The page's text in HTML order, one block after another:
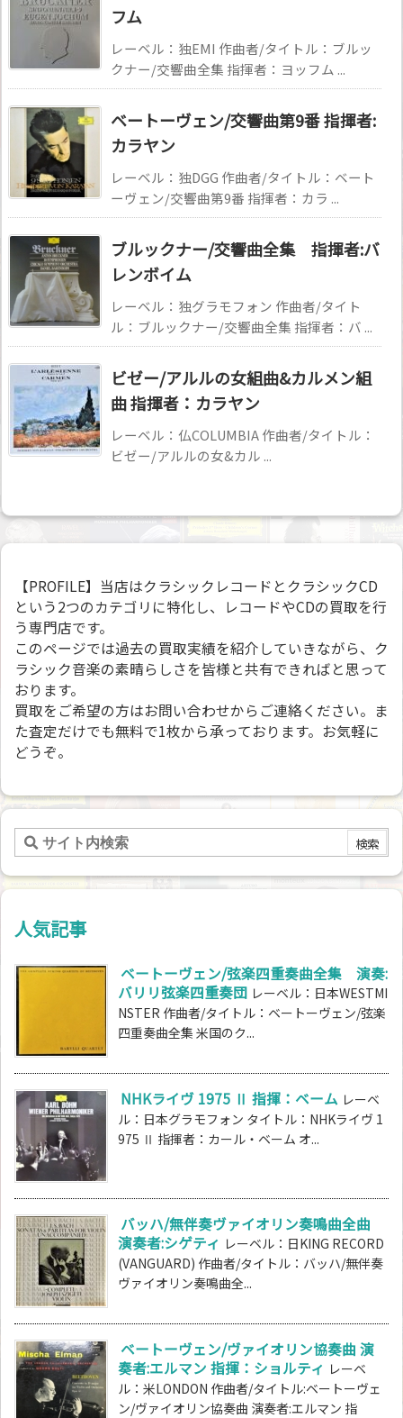
フム
レーベル：独EMI 作曲者/タイトル：ブルッ
クナー/交響曲全集 指揮者：ヨッフム ...
ベートーヴェン/交響曲第9番 指揮者:
カラヤン
レーベル：独DGG 作曲者/タイトル：ベート
ーヴェン/交響曲第9番 指揮者：カラ ...
ブルックナー/交響曲全集 指揮者:バ
レンボイム
レーベル：独グラモフォン 作曲者/タイト
ル：ブルックナー/交響曲全集 指揮者：バ ...
ビゼー/アルルの女組曲&カルメン組
曲 指揮者：カラヤン
レーベル：仏COLUMBIA 作曲者/タイトル：
ビゼー/アルルの女&カル ...
【PROFILE】当店はクラシックレコードとクラシックCD
という2つのカテゴリに特化し、レコードやCDの買取を行
う専門店です。
このページでは過去の買取実績を紹介していきながら、ク
ラシック音楽の素晴らしさを皆様と共有できればと思って
おります。
買取をご希望の方はお問い合わせからご連絡ください。ま
た査定だけでも無料で1枚から承っております。お気軽に
どうぞ。
人気記事
ベートーヴェン/弦楽四重奏曲全集 演奏:
バリリ弦楽四重奏団 レーベル：日本WESTMI
NSTER 作曲者/タイトル：ベートーヴェン/弦楽
四重奏曲全集 米国のク...
NHKライヴ 1975 Ⅱ 指揮：ベーム レーベ
ル：日本グラモフォン タイトル：NHKライヴ 1
975 Ⅱ 指揮者：カール・ベーム オ...
バッハ/無伴奏ヴァイオリン奏鳴曲全曲
演奏者:シゲティ レーベル：日KING RECORD
(VANGUARD) 作曲者/タイトル：バッハ/無伴奏
ヴァイオリン奏鳴曲全...
ベートーヴェン/ヴァイオリン協奏曲 演
奏者:エルマン 指揮：ショルティ レーベ
ル：米LONDON 作曲者/タイトル:ベートーヴェ
ン/ヴァイオリン協奏曲 演奏者:エルマン 指